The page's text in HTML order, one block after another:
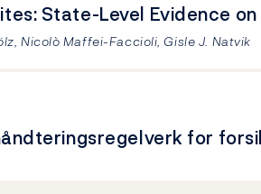
State-Level Evidence
Nicolò Maffei-Faccioli, Gisle J. Natvik
for